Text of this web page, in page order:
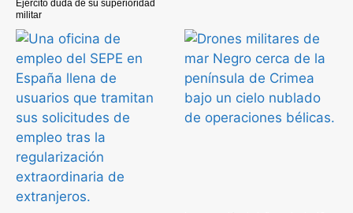
Ejército duda de su superioridad
militar